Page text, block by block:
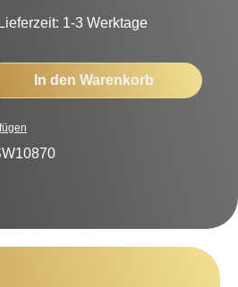
1-3 Werktage
Gib den gewünschten
In den Warenkorb